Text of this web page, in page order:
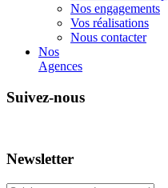
Nos engagements
Vos réalisations
Nous contacter
Nos
Agences
Suivez-nous
Newsletter